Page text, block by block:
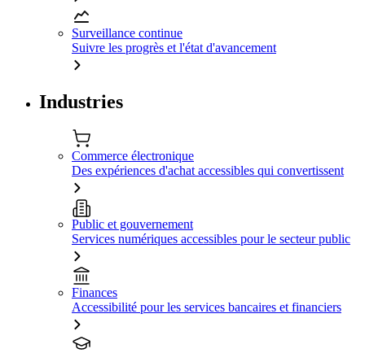
Surveillance continue
Suivre les progrès et l'état d'avancement
Industries
Commerce électronique
Des expériences d'achat accessibles qui convertissent
Public et gouvernement
Services numériques accessibles pour le secteur public
Finances
Accessibilité pour les services bancaires et financiers